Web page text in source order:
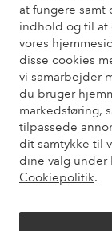
at fungere samt
indhold og til at
vores
disse cookies
vi samarbejder
du bruger
markedsføring,
tilpassede
dit samtykke til
dine valg under
Cookiepolitik.
Har du brug
Du kan finde svar
Du kan også
Kundeservice
Mine sider